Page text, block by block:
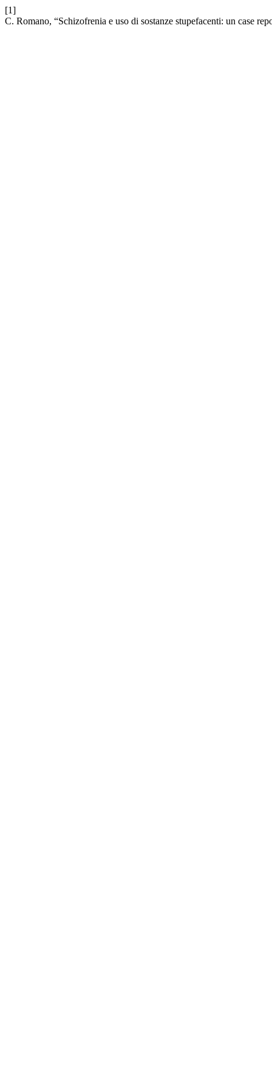
[1]
C. Romano, “Schizofrenia e uso di sostanze stupefacenti: un case